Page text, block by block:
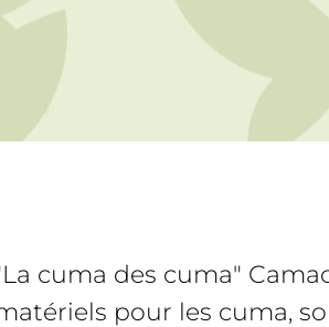
cuma des cuma"
pour les cuma,